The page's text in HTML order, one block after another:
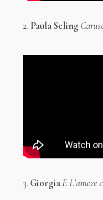
2. Paula Seling
3. GiorgiaE L’amore